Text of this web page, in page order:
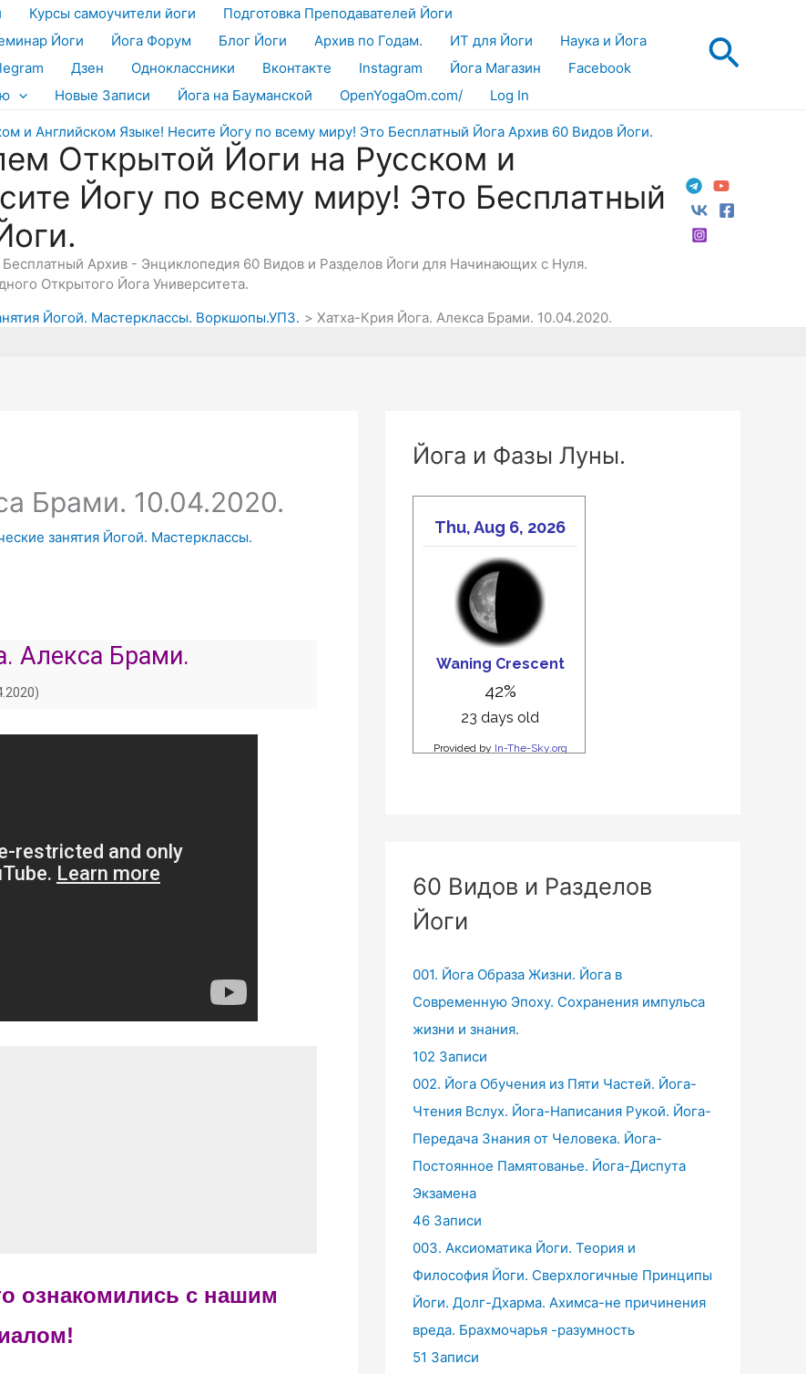
Курсы самоучители йоги
Подготовка Преподавателей Йоги
Йоги Йога Форум Блог Йоги Архив по Годам. ИТ для Йоги
Наука и Йога
Дзен Одноклассники Вконтакте Instagram Йога Магазин
Facebook
Новые Записи Йога на Бауманской OpenYogaOm.com/ Log In
Открытой Йоги на Русском и
Йогу по всему миру! Это Бесплатный
Бесплатный Архив - Энциклопедия 60 Видов и Разделов Йоги для Начинающих с Нуля.
Открытого Йога Университета.
Йогой. Мастерклассы. Воркшопы.УПЗ. Хатха-Крия Йога. Алекса Брами. 10.04.2020.
Брами. 10.04.2020.
занятия Йогой. Мастерклассы.
Алекса Брами.
ознакомились с нашим
Йога и Фазы Луны.
60 Видов и Разделов
Йоги
001. Йога Образа Жизни. Йога в
Современную Эпоху. Сохранения импульса
жизни и знания.
102 Записи
002. Йога Обучения из Пяти Частей. Йога-
Чтения Вслух. Йога-Написания Рукой. Йога-
Передача Знания от Человека. Йога-
Постоянное Памятованье. Йога-Диспута
Экзамена
46 Записи
003. Аксиоматика Йоги. Теория и
Философия Йоги. Сверхлогичные Принципы
Йоги. Долг-Дхарма. Ахимса-не причинения
вреда. Брахмочарья -разумность
51 Записи